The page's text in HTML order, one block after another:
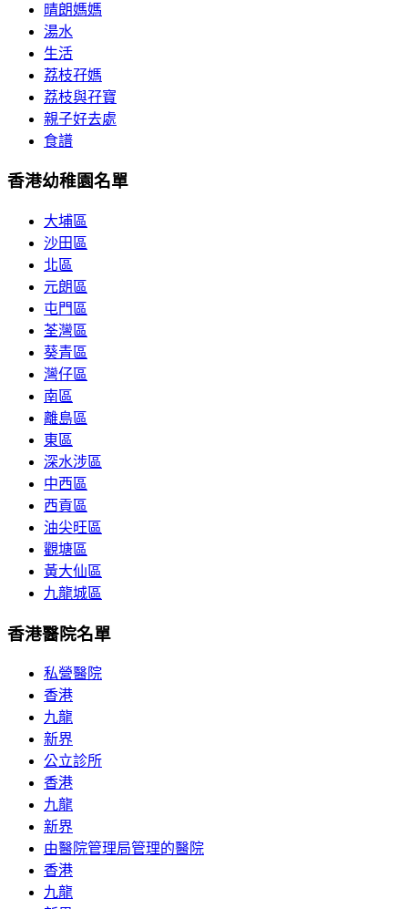
晴朗媽媽
湯水
生活
荔枝孖媽
荔枝與孖寶
親子好去處
食譜
香港幼稚園名單
大埔區
沙田區
北區
元朗區
屯門區
荃灣區
葵青區
灣仔區
南區
離島區
東區
深水涉區
中西區
西貢區
油尖旺區
觀塘區
黃大仙區
九龍城區
香港醫院名單
私營醫院
香港
九龍
新界
公立診所
香港
九龍
新界
由醫院管理局管理的醫院
香港
九龍